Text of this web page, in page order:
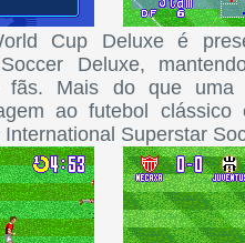
Cup Deluxe é
Deluxe,
fãs. Mais do que uma
ao futebol
Superstar